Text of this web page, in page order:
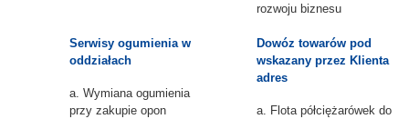
rozwoju biznesu
Serwisy ogumienia w
oddziałach
a. Wymiana ogumienia
przy zakupie opon
Dowóz towarów pod
wskazany przez Klienta
adres
a. Flota półciężarówek do